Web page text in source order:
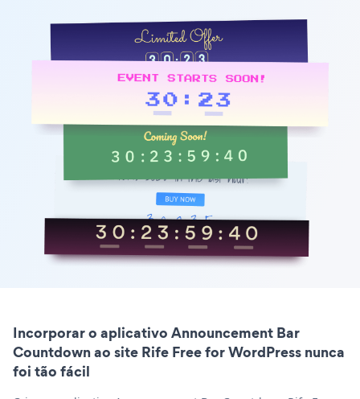
Incorporar o aplicativo Announcement Bar
Countdown ao site Rife Free for WordPress nunca
foi tão fácil